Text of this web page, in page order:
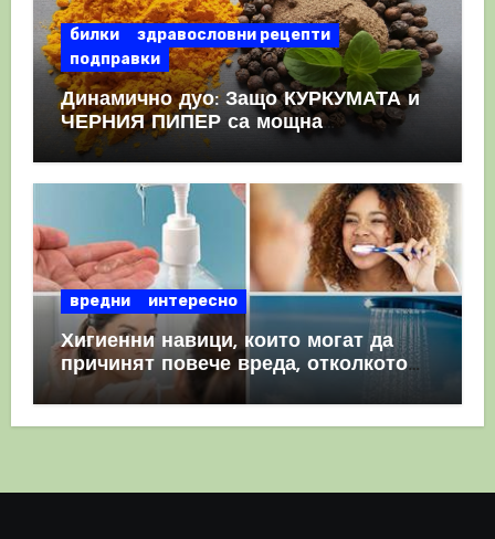
билки
здравословни рецепти
подправки
Динамично дуо: Защо КУРКУМАТА и
ЧЕРНИЯ ПИПЕР са мощна
комбинация
вредни интересно
Хигиенни навици, които могат да
причинят повече вреда, отколкото
полза